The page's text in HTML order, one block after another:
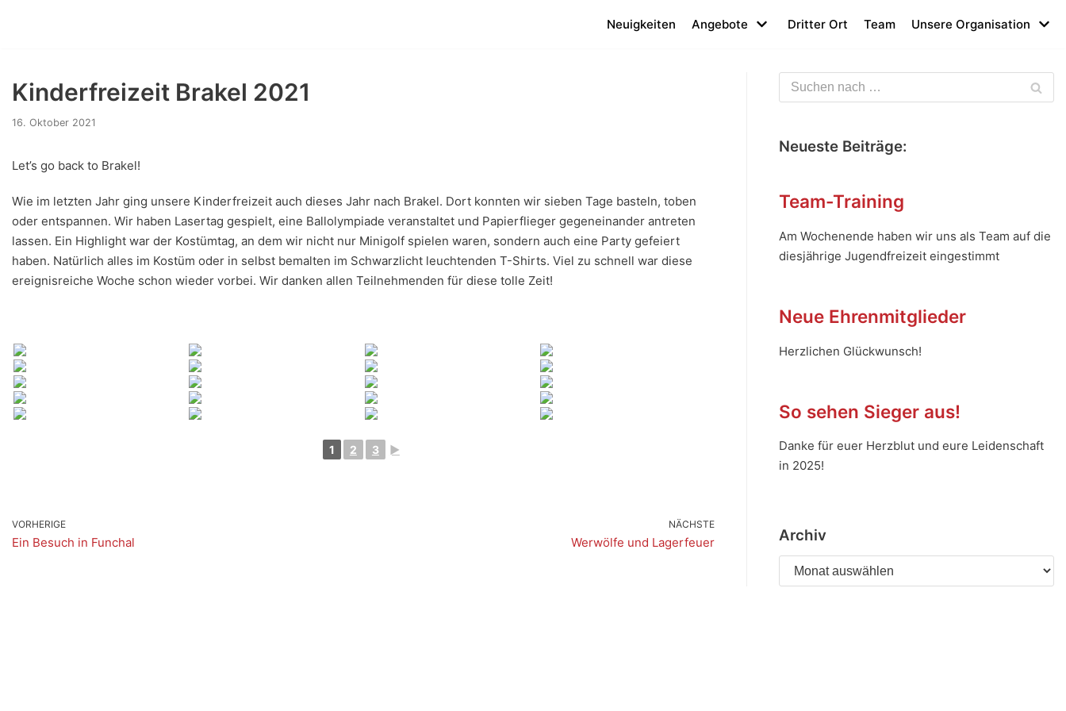
Neuigkeiten Angebote Dritter Ort Team Unsere Organisation
Kinderfreizeit Brakel 2021
16. Oktober 2021
Let’s go back to Brakel!
Wie im letzten Jahr ging unsere Kinderfreizeit auch dieses Jahr nach Brakel. Dort konnten wir sieben Tage basteln, toben
oder entspannen. Wir haben Lasertag gespielt, eine Ballolympiade veranstaltet und Papierflieger gegeneinander antreten
lassen. Ein Highlight war der Kostümtag, an dem wir nicht nur Minigolf spielen waren, sondern auch eine Party gefeiert
haben. Natürlich alles im Kostüm oder in selbst bemalten im Schwarzlicht leuchtenden T-Shirts. Viel zu schnell war diese
ereignisreiche Woche schon wieder vorbei. Wir danken allen Teilnehmenden für diese tolle Zeit!
1 2 3 ►
VORHERIGE
Ein Besuch in Funchal
NÄCHSTE
Werwölfe und Lagerfeuer
Neueste Beiträge:
Team-Training
Am Wochenende haben wir uns als Team auf die
diesjährige Jugendfreizeit eingestimmt
Neue Ehrenmitglieder
Herzlichen Glückwunsch!
So sehen Sieger aus!
Danke für euer Herzblut und eure Leidenschaft
in 2025!
Archiv